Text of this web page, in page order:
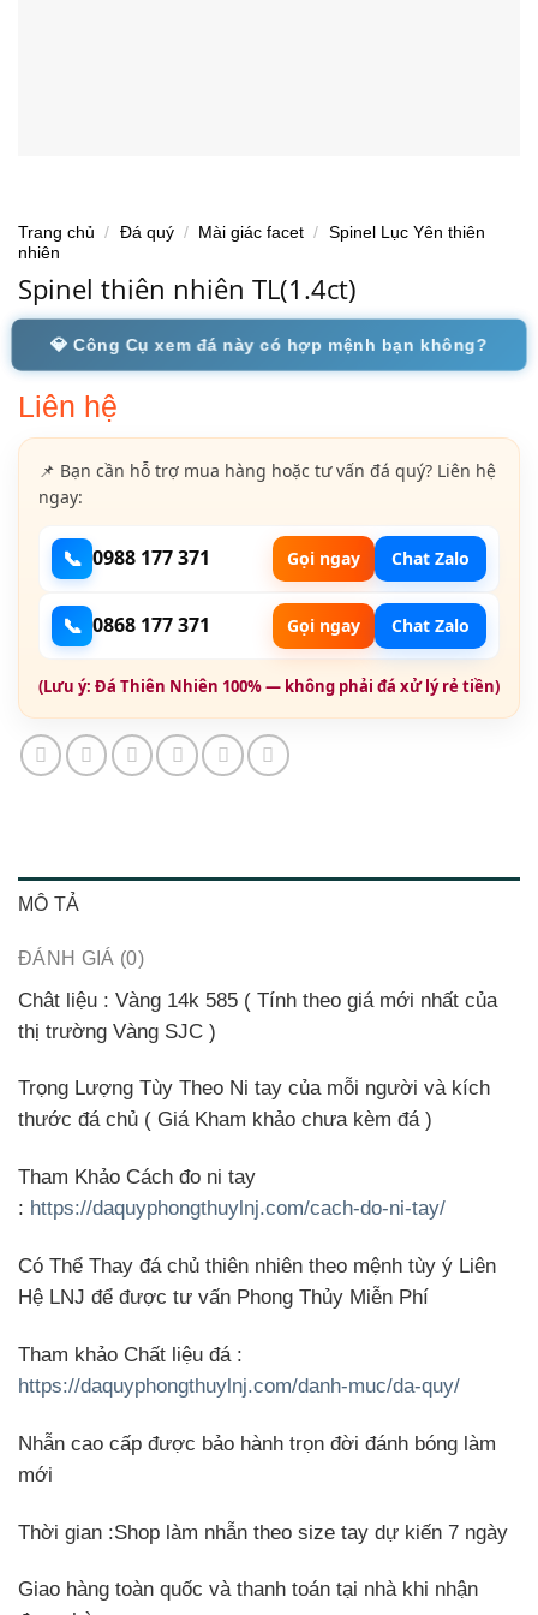
Trang chủ / Đá quý / Mài giác facet / Spinel Lục Yên thiên
nhiên
Spinel thiên nhiên TL(1.4ct)
💎 Công Cụ xem đá này có hợp mệnh bạn không?
Liên hệ
📌 Bạn cần hỗ trợ mua hàng hoặc tư vấn đá quý? Liên hệ
ngay:
📞 0988 177 371 Gọi ngay Chat Zalo
📞 0868 177 371 Gọi ngay Chat Zalo
(Lưu ý: Đá Thiên Nhiên 100% — không phải đá xử lý rẻ tiền)
MÔ TẢ
ĐÁNH GIÁ (0)
Chât liệu : Vàng 14k 585 ( Tính theo giá mới nhất của
thị trường Vàng SJC )
Trọng Lượng Tùy Theo Ni tay của mỗi người và kích
thước đá chủ ( Giá Kham khảo chưa kèm đá )
Tham Khảo Cách đo ni tay
: https://daquyphongthuylnj.com/cach-do-ni-tay/
Có Thể Thay đá chủ thiên nhiên theo mệnh tùy ý Liên
Hệ LNJ để được tư vấn Phong Thủy Miễn Phí
Tham khảo Chất liệu đá:
https://daquyphongthuylnj.com/danh-muc/da-quy/
Nhẫn cao cấp được bảo hành trọn đời đánh bóng làm
mới
Thời gian :Shop làm nhẫn theo size tay dự kiến 7 ngày
Giao hàng toàn quốc và thanh toán tại nhà khi nhận